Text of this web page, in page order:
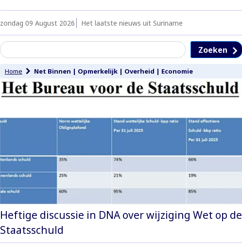
zondag 09 August 2026 Het laatste nieuws uit Suriname
Zoeken
Home Net Binnen | Opmerkelijk| Overheid | Economie
Heftige discussie in DNA over wijziging Wet op de
Staatsschuld